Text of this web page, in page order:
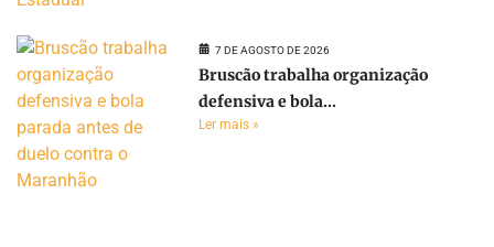
7 DE AGOSTO DE 2026
Bruscão trabalha organização
defensiva e bola...
Ler mais »